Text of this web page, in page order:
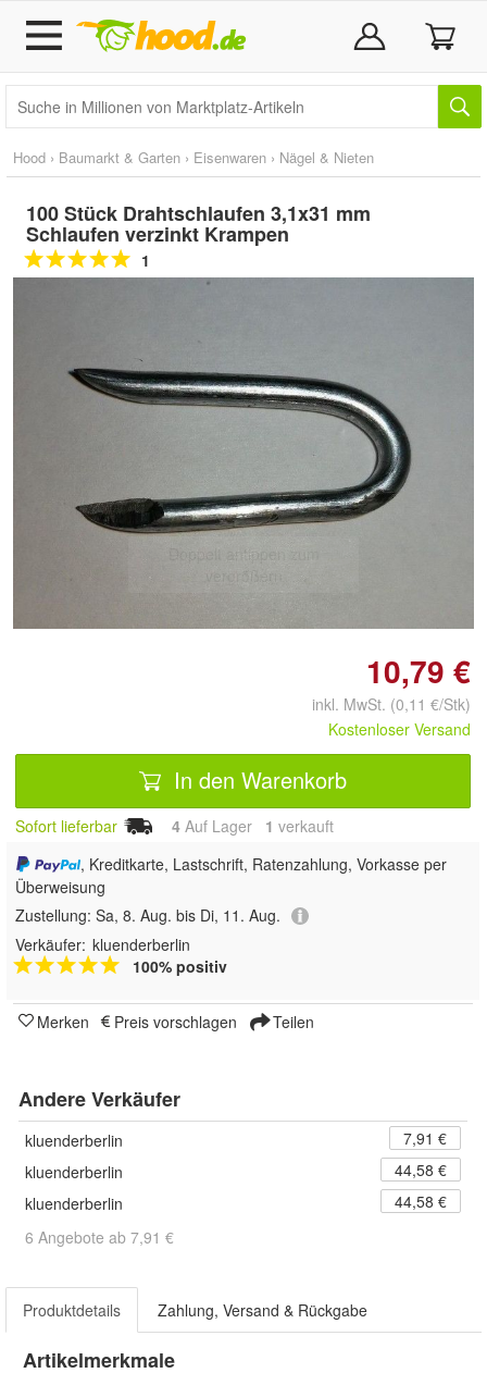
Hood › Baumarkt & Garten › Eisenwaren › Nägel & Nieten
100 Stück Drahtschlaufen 3,1x31 mm
Schlaufen verzinkt Krampen
1
Doppelt antippen zum
vergrößern
10,79 €
inkl. MwSt. (0,11 €/Stk)
Kostenloser Versand
In den Warenkorb
Sofort lieferbar 4 Auf Lager 1 verkauft
, Kreditkarte, Lastschrift, Ratenzahlung, Vorkasse per
Überweisung
Zustellung: Sa, 8. Aug. bis Di, 11. Aug.
Verkäufer: kluenderberlin
100% positiv
Merken Preis vorschlagen Teilen
Andere Verkäufer
kluenderberlin
7,91 €
kluenderberlin
44,58 €
kluenderberlin
44,58 €
6 Angebote ab 7,91 €
Produktdetails Zahlung, Versand & Rückgabe
Artikelmerkmale